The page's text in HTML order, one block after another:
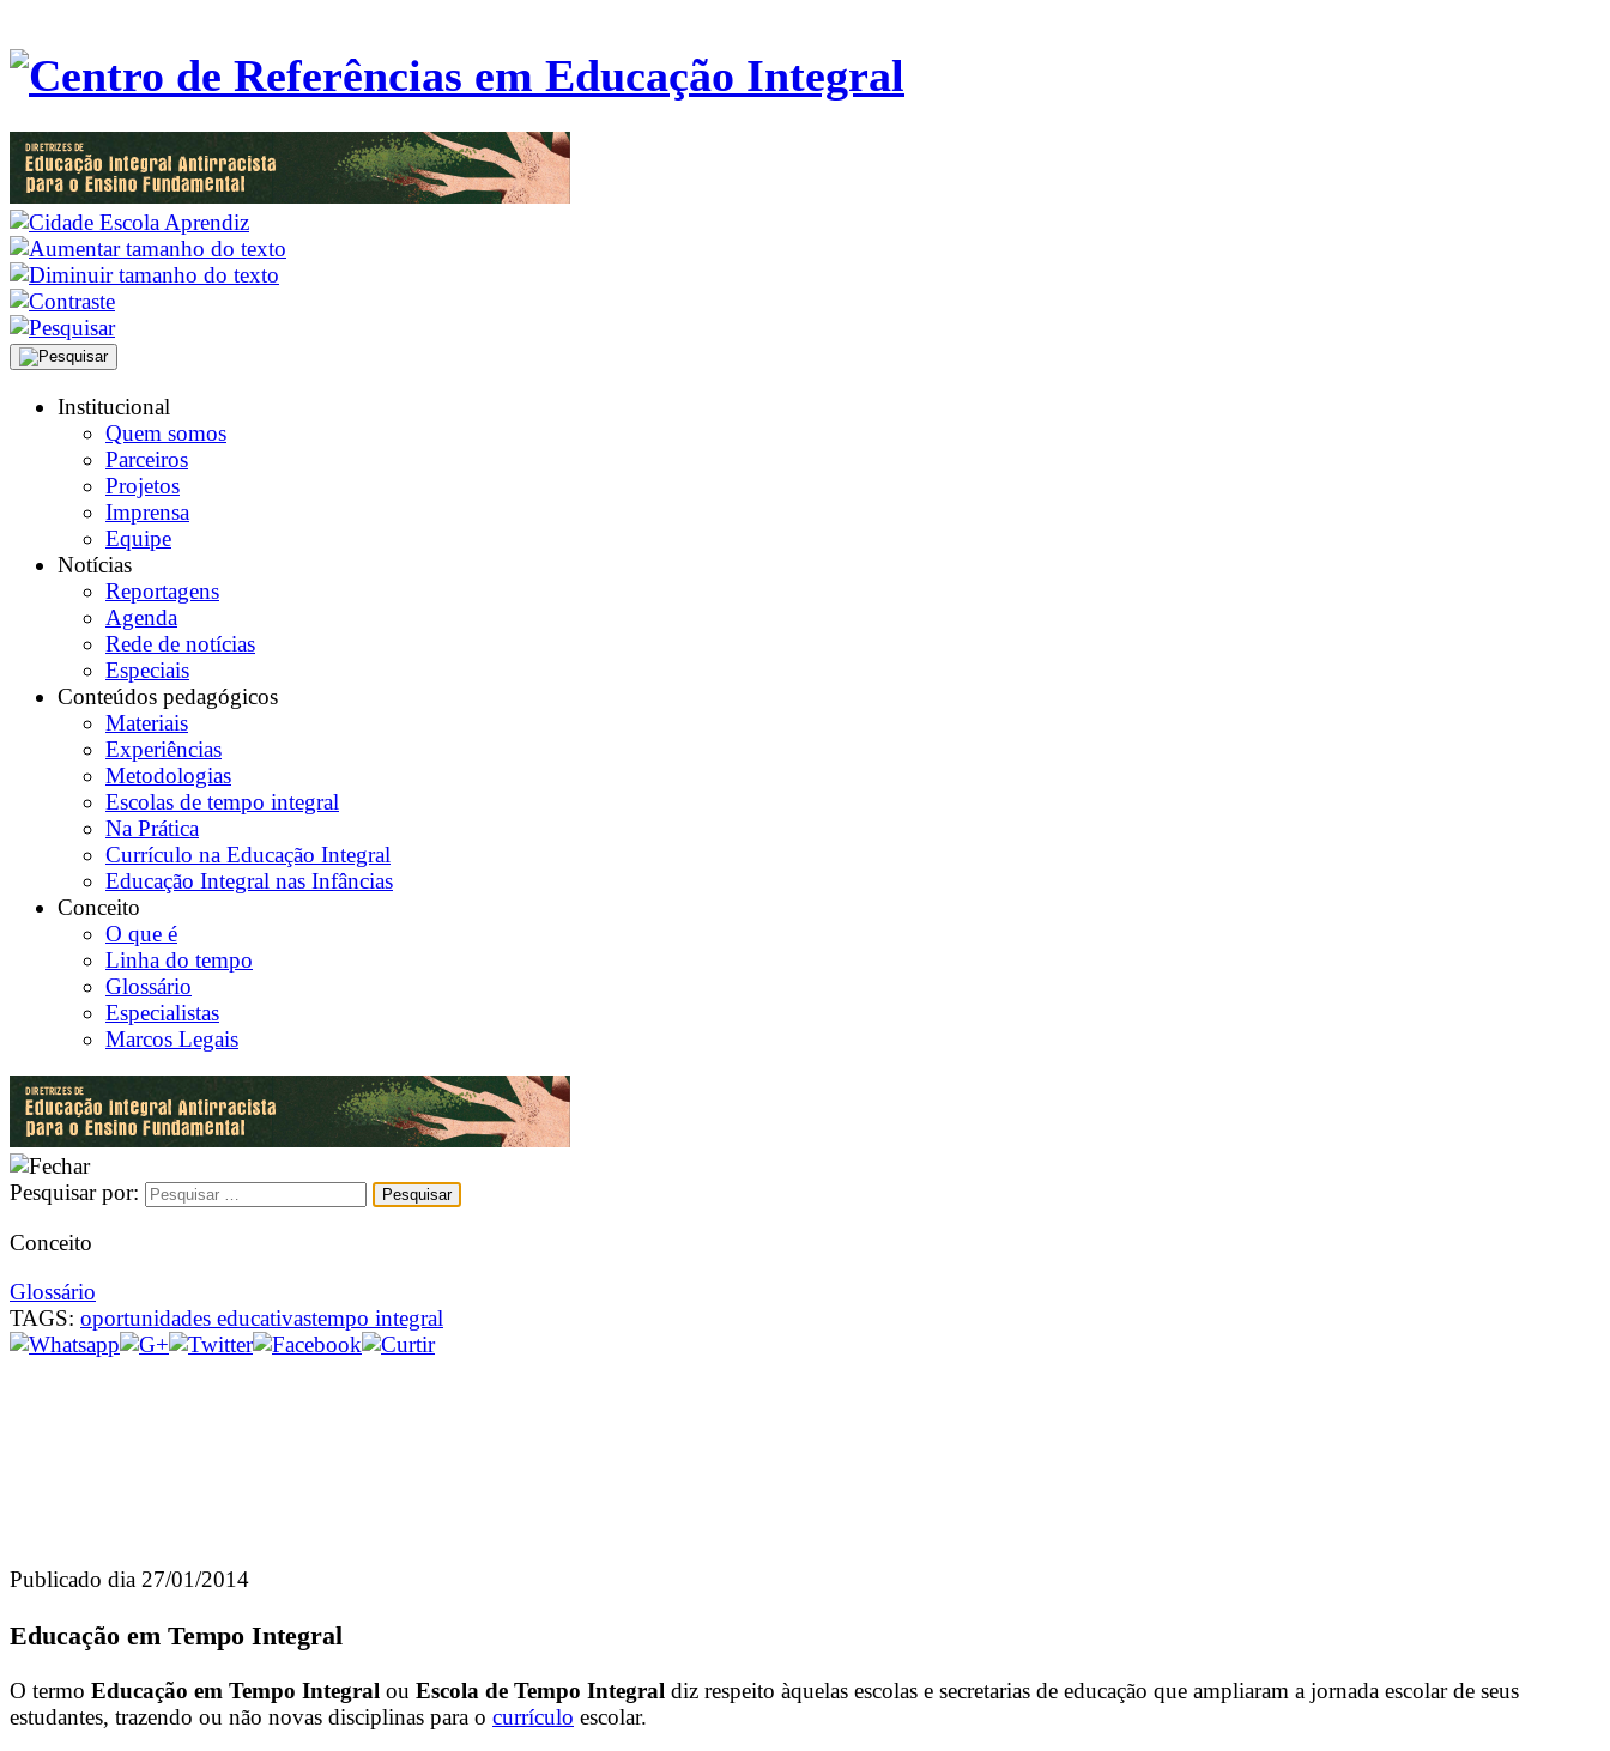
Institucional
Quem somos
Parceiros
Projetos
Imprensa
Equipe
Notícias
Reportagens
Agenda
Rede de notícias
Especiais
Conteúdos pedagógicos
Materiais
Experiências
Metodologias
Escolas de tempo integral
Na Prática
Currículo na Educação Integral
Educação Integral nas Infâncias
Conceito
O que é
Linha do tempo
Glossário
Especialistas
Marcos Legais
Pesquisar por:
Conceito
Glossário
TAGS: oportunidades educativastempo integral
Publicado dia 27/01/2014
Educação em Tempo Integral
O termo Educação em Tempo Integral ou Escola de Tempo Integral diz respeito àquelas escolas e secretarias de educação que ampliaram a jornada escolar de seus
estudantes, trazendo ou não novas disciplinas para o currículo escolar.